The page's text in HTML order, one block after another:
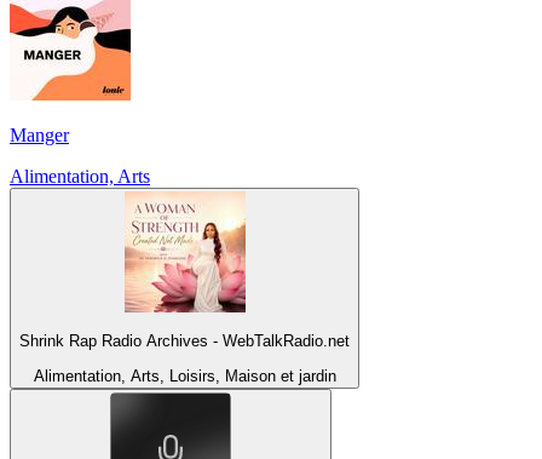
Manger
Alimentation, Arts
Shrink Rap Radio Archives - WebTalkRadio.net
Alimentation, Arts, Loisirs, Maison et jardin